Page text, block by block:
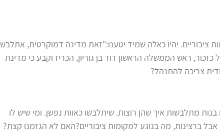
ציבוריים. יהיו כאלה שמיד יטענו:"זאת מדינה דמוקרטית, אתלבש
ראש הממשלה הראשון דוד בן גוריון, הכריז וקבע כי מדינת
צריכה להתנהל?
מתלבשות איך שהן רוצות. שיתלבשו כאוות נפשן. ומי שיש לו
ברצינות, מה בנוגע למקומות ציבוריים?האם לא הגזמנו קצת?